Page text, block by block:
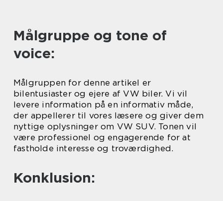
Målgruppe og tone of
voice:
Målgruppen for denne artikel er
bilentusiaster og ejere af VW biler. Vi vil
levere information på en informativ måde,
der appellerer til vores læsere og giver dem
nyttige oplysninger om VW SUV. Tonen vil
være professionel og engagerende for at
fastholde interesse og troværdighed.
Konklusion: